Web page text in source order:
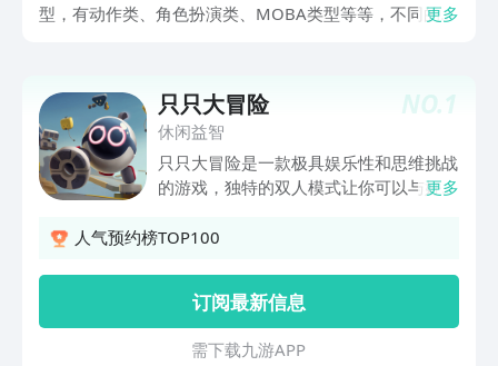
型，有动作类、角色扮演类、MOBA类型等等，不同的玩
继续看下去吧。
更多
NO.1
只只大冒险
休闲益智
只只大冒险是一款极具娱乐性和思维挑战
的游戏，独特的双人模式让你可以与好友
独特的画面，带你进入一个充满想象力和
更多
人气预约榜TOP100
订阅最新信息
需 下 载 九 游 A P P